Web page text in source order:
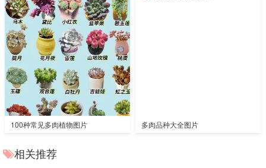
100种常见多肉植物图片 多肉品种大全图片
相关推荐